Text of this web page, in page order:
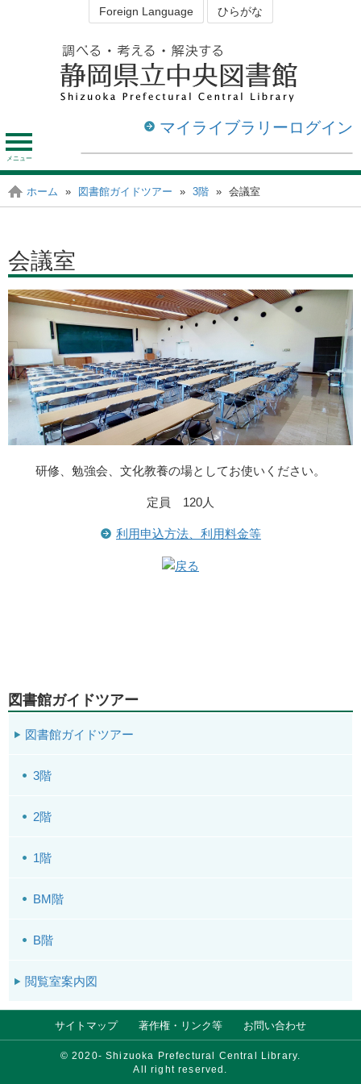
Foreign Language ひらがな
マイライブラリーログイン
メ
ニ
ュ
ー
資料を探す・調べる
図書館を利用する
静岡の図書館
ホーム » 図書館ガイドツアー » 3階 » 会議室
会議室
研修、勉強会、文化教養の場としてお使いください。
定員 120人
利用申込方法、利用料金等
図書館ガイドツアー
図書館ガイドツアー
3階
2階
1階
BM階
B階
閲覧室案内図
サイトマップ 著作権・リンク等 お問い合わせ
© 2020- Shizuoka Prefectural Central Library.
All right reserved.